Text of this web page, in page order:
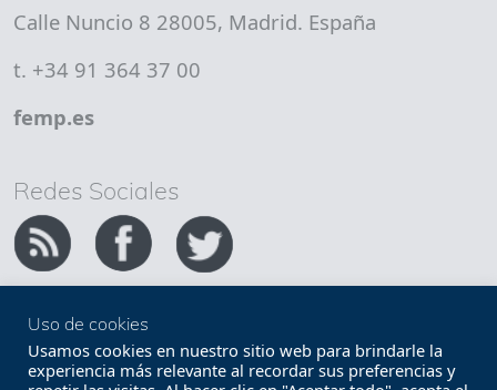
Calle Nuncio 8 28005, Madrid. España
t. +34 91 364 37 00
femp.es
Redes Sociales
Copyright FEMP
Accesibilidad
Uso de cookies
Usamos cookies en nuestro sitio web para brindarle la
experiencia más relevante al recordar sus preferencias y